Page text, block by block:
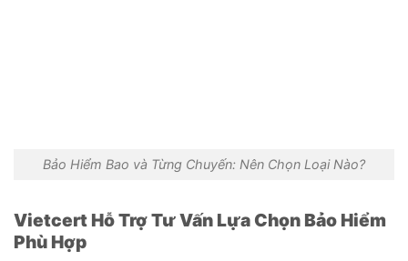
Bảo Hiểm Bao và Từng Chuyến: Nên Chọn Loại Nào?
Vietcert Hỗ Trợ Tư Vấn Lựa Chọn Bảo Hiểm
Phù Hợp